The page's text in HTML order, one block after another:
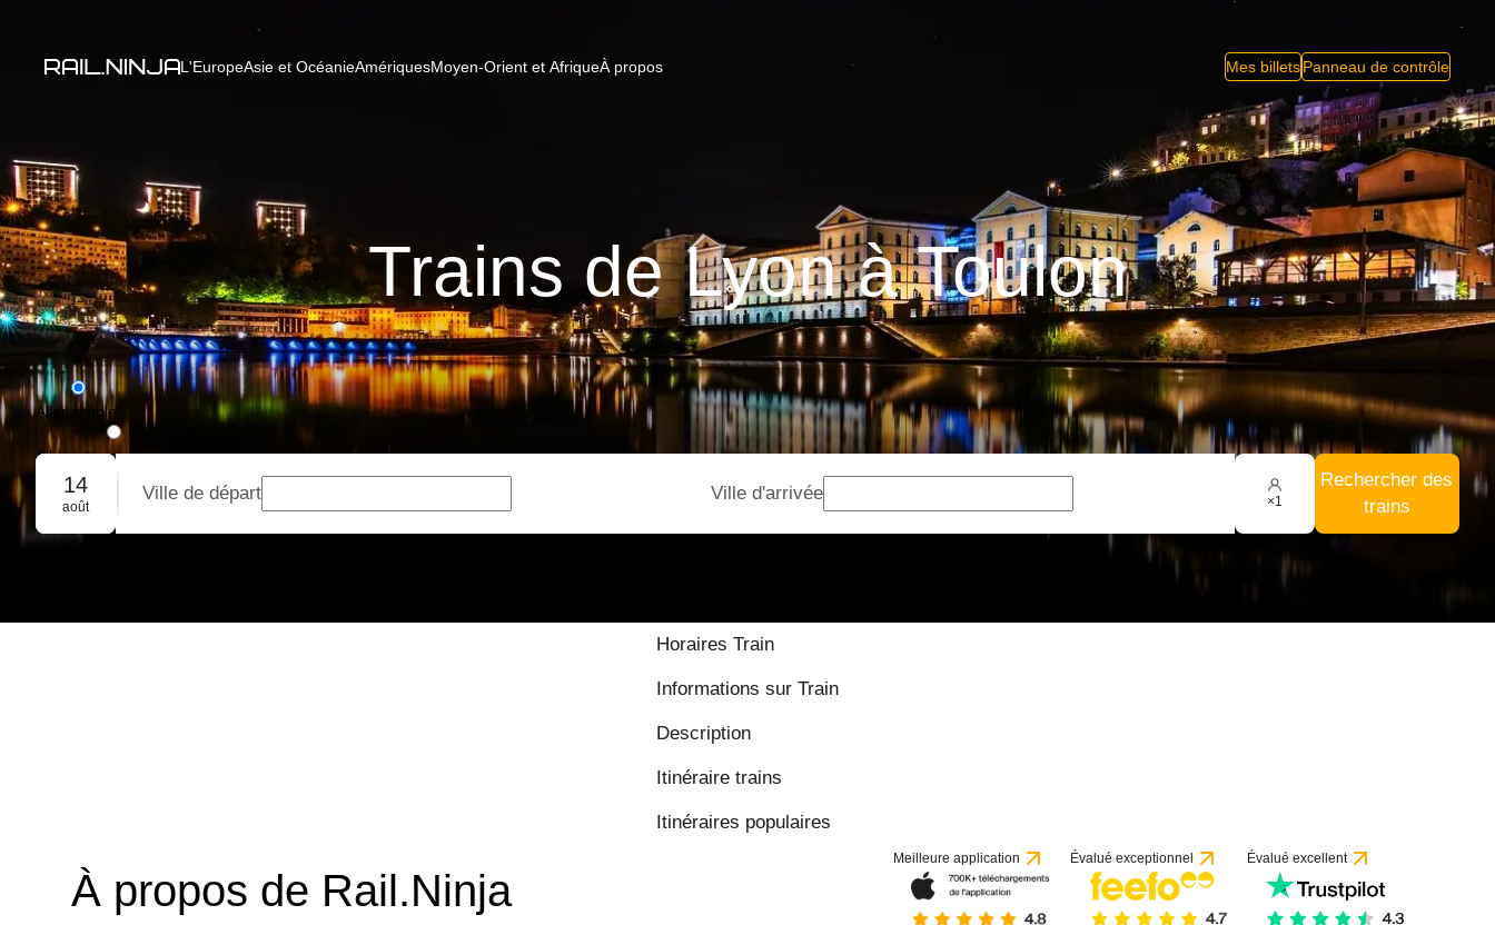
L'EuropeAsie et OcéanieAmériquesMoyen-Orient et AfriqueÀ propos Mes billetsPanneau de contrôle
Trains de Lyon à Toulon
Aller simple
Aller-retour
Réservation de groupe
14
août
Ville de départ Ville d'arrivée ×1
Rechercher des
trains
Horaires Train
Informations sur Train
Description
Itinéraire trains
Itinéraires populaires
À propos de Rail.Ninja
Meilleure application Évalué exceptionnel Évalué excellent